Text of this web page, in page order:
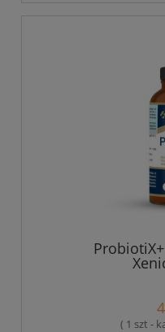
( 1 szt -